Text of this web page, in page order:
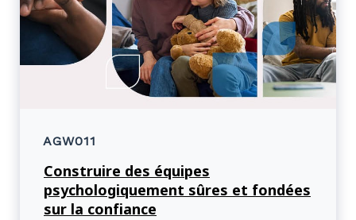
AGW011
Construire des équipes
psychologiquement sûres et fondées
sur la confiance